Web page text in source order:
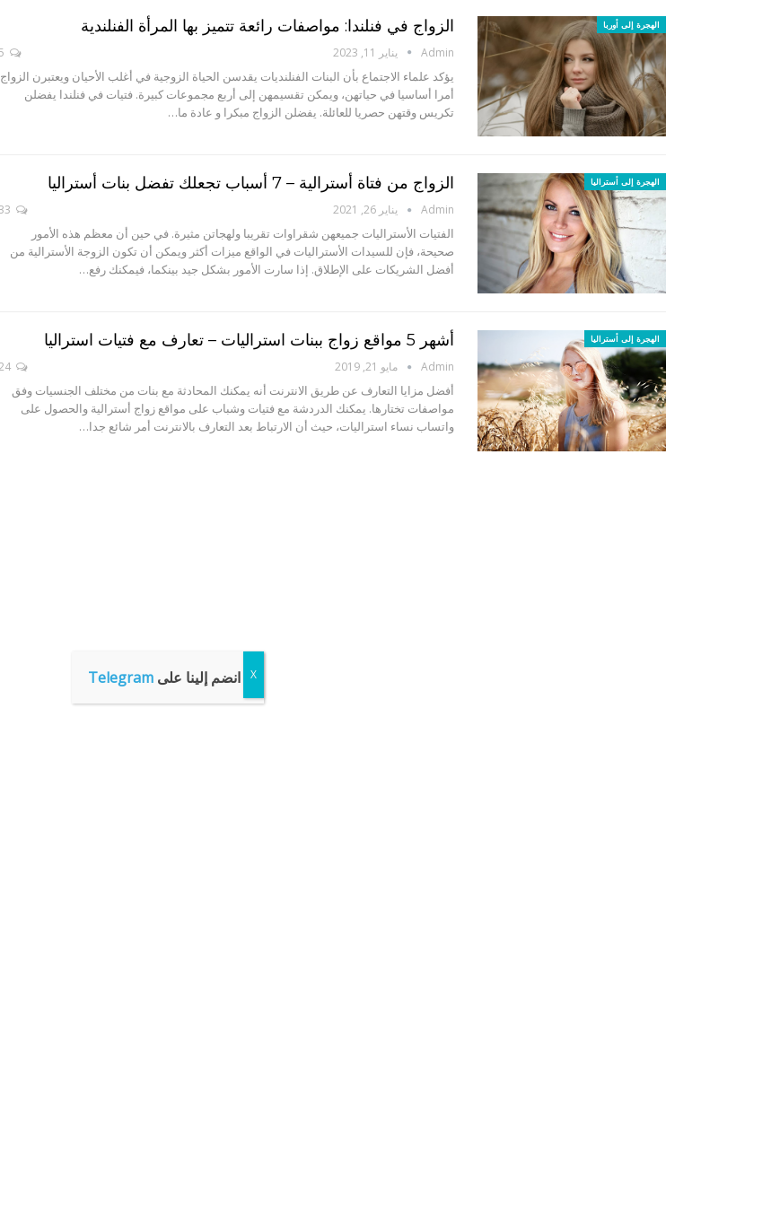
الهجرة إلى أوربا الزواج في فنلندا: مواصفات رائعة تتميز بها المرأة الفنلندية
Admin يناير 11, 2023
يؤكد علماء الاجتماع بأن البنات الفنلنديات يقدسن الحياة الزوجية في أغلب الأحيان ويعتبرن الزواج
أمرا أساسيا في حياتهن، ويمكن تقسيمهن إلى أربع مجموعات كبيرة. فتيات في فنلندا يفضلن
تكريس وقتهن حصريا للعائلة. يفضلن الزواج مبكرا و عادة ما…
الهجرة إلى أستراليا الزواج من فتاة أسترالية – 7 أسباب تجعلك تفضل بنات أستراليا
Admin يناير 26, 2021
الفتيات الأستراليات جميعهن شقراوات تقريبا ولهجاتن مثيرة. في حين أن معظم هذه الأمور
صحيحة، فإن للسيدات الأستراليات في الواقع ميزات أكثر ويمكن أن تكون الزوجة الأسترالية من
أفضل الشريكات على الإطلاق. إذا سارت الأمور بشكل جيد بينكما، فيمكنك رفع…
الهجرة إلى أستراليا أشهر 5 مواقع زواج ببنات استراليات – تعارف مع فتيات استراليا
Admin مايو 21, 2019 24
أفضل مزايا التعارف عن طريق الانترنت أنه يمكنك المحادثة مع بنات من مختلف الجنسيات وفق
مواصفات تختارها. يمكنك الدردشة مع فتيات وشباب على مواقع زواج أسترالية والحصول على
واتساب نساء استراليات، حيث أن الارتباط بعد التعارف بالانترنت أمر شائع جدا…
انضم إلينا على Telegram